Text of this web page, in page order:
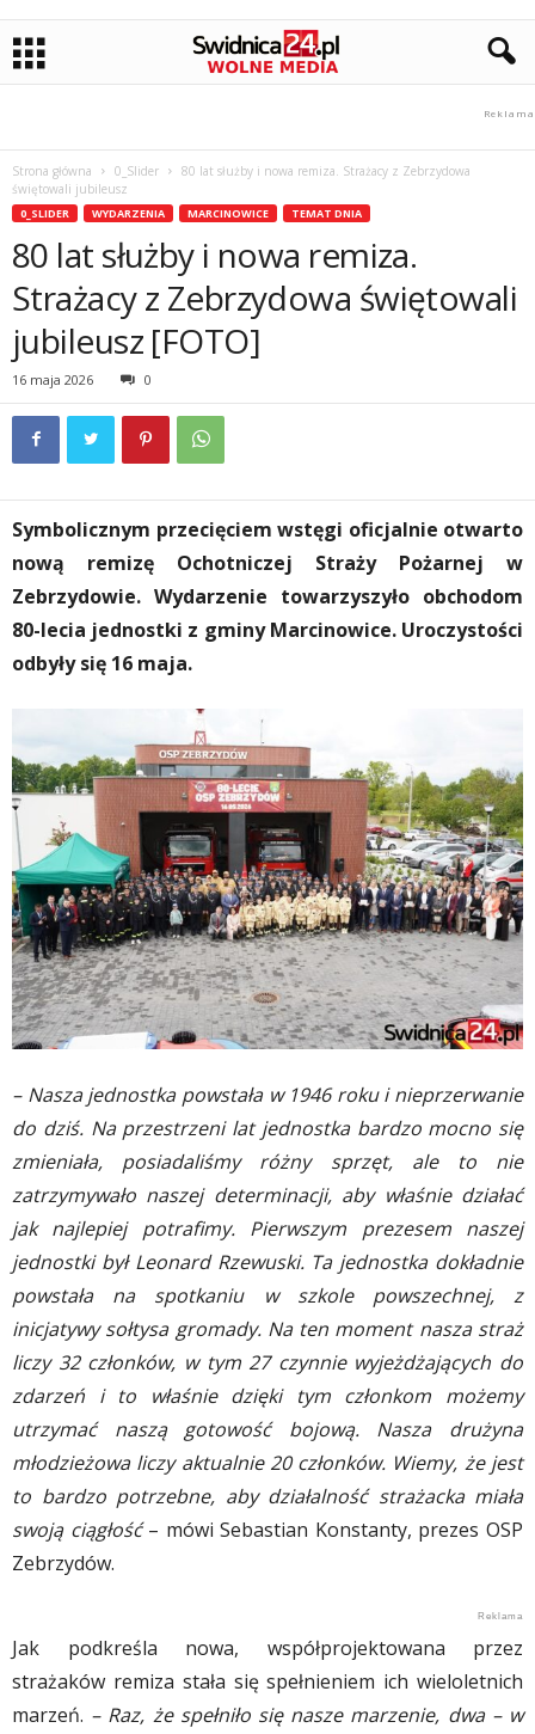
Strona główna 0_Slider
80 lat służby i nowa remiza. Strażacy z Zebrzydowa
świętowali jubileusz
0_SLIDER WYDARZENIA MARCINOWICE TEMAT DNIA
80 lat służby i nowa remiza.
Strażacy z Zebrzydowa świętowali
jubileusz [FOTO]
16 maja 2026 0
Symbolicznym przecięciem wstęgi oficjalnie otwarto
nową remizę Ochotniczej Straży Pożarnej w
Zebrzydowie. Wydarzenie towarzyszyło obchodom
80-lecia jednostki z gminy Marcinowice. Uroczystości
odbyły się 16 maja.
– Nasza jednostka powstała w 1946 roku i nieprzerwanie
do dziś. Na przestrzeni lat jednostka bardzo mocno się
zmieniała, posiadaliśmy różny sprzęt, ale to nie
zatrzymywało naszej determinacji, aby właśnie działać
jak najlepiej potrafimy. Pierwszym prezesem naszej
jednostki był Leonard Rzewuski. Ta jednostka dokładnie
powstała na spotkaniu w szkole powszechnej, z
inicjatywy sołtysa gromady. Na ten moment nasza straż
liczy 32 członków, w tym 27 czynnie wyjeżdżających do
zdarzeń i to właśnie dzięki tym członkom możemy
utrzymać naszą gotowość bojową. Nasza drużyna
młodzieżowa liczy aktualnie 20 członków. Wiemy, że jest
to bardzo potrzebne, aby działalność strażacka miała
swoją ciągłość– mówi Sebastian Konstanty, prezes OSP
Zebrzydów.
Jak podkreśla nowa, współprojektowana przez
strażaków remiza stała się spełnieniem ich wieloletnich
marzeń. – Raz, że spełniło się nasze marzenie, dwa – w